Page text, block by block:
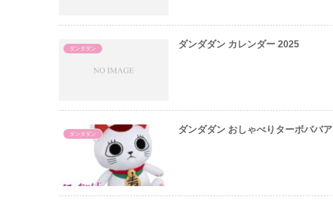
ダンダダン ダンダダン カレンダー 2025
ダンダダン ダンダダン おしゃべりターボババア